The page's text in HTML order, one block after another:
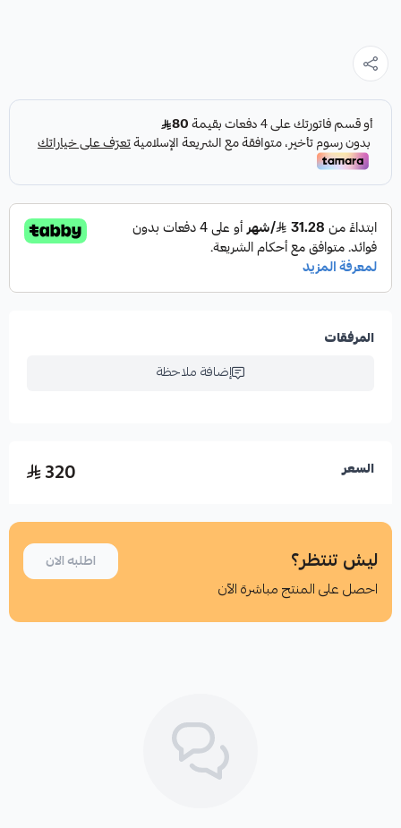
المرفقات
إضافة ملاحظة
السعر 320
ليش تنتظر؟
احصل على المنتج مباشرة الآن
اطلبه الان
اطلب المنتج